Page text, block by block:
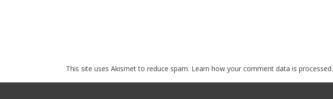
This site uses Akismet to reduce spam. Learn how your comment data is processed.